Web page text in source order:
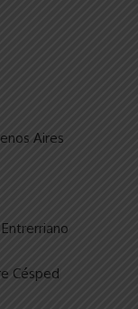
Aires
Césped